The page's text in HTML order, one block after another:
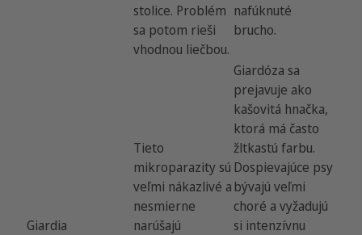
stolice. Problém
sa potom rieši
vhodnou liečbou.
nafúknuté
brucho.
Giardia
Tieto
mikroparazity sú
veľmi nákazlivé a
nesmierne
narúšajú
Giardóza sa
prejavuje ako
kašovitá hnačka,
ktorá má často
žltkastú farbu.
Dospievajúce psy
bývajú veľmi
choré a vyžadujú
si intenzívnu